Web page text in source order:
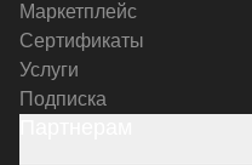
Маркетплейс
Сертификаты
Услуги
Подписка